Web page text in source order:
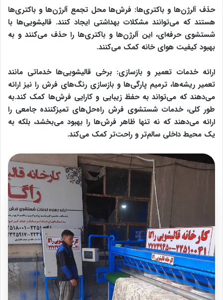
حذف آلرژن‌ها و باکتری‌ها: فرش‌ها محل تجمع آلرژن‌ها و باکتری‌ها
هستند که می‌توانند مشکلات بهداشتی ایجاد کنند. قالیشویی‌ها با
شستشوی حرفه‌ای، این آلرژن‌ها و باکتری‌ها را حذف می‌کنند و به
بهبود کیفیت هوای خانه کمک می‌کنند.
ارائه خدمات تعمیر و بازسازی: برخی قالیشویی‌ها خدماتی مانند
تعمیر ریشه‌ها، ترمیم پارگی‌ها و بازسازی رنگ‌های فرش را نیز ارائه
می‌دهند که می‌تواند به حفظ زیبایی و کارایی فرش‌ها کمک کند.به
طور کلی،خدمات شستشوی فرش راه‌حل‌های تمیزکننده جامعی را
ارائه می‌دهند که نه تنها ظاهر فرش‌ها را بهبود می‌بخشد، بلکه به
یک محیط داخلی سالم‌تر و راحت‌تر کمک می‌کند.